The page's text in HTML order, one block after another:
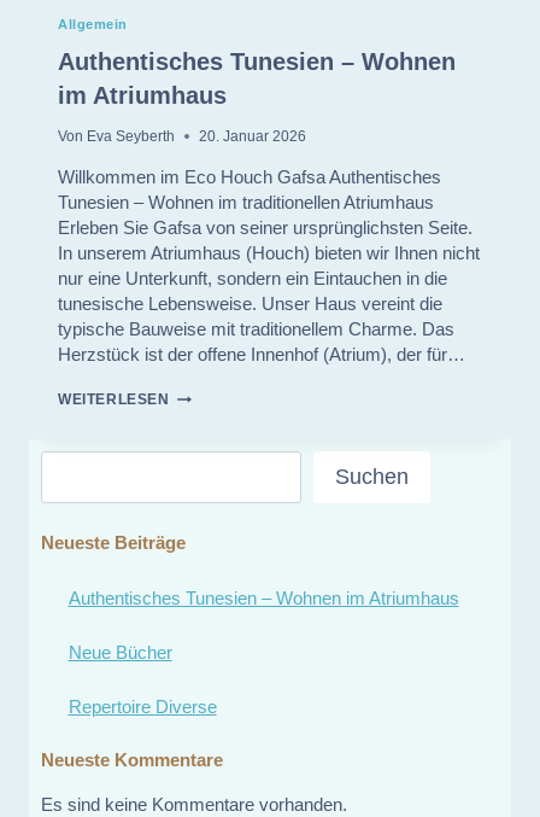
Allgemein
Authentisches Tunesien – Wohnen
im Atriumhaus
Von Eva Seyberth 20. Januar 2026
Willkommen im Eco Houch Gafsa Authentisches
Tunesien – Wohnen im traditionellen Atriumhaus
Erleben Sie Gafsa von seiner ursprünglichsten Seite.
In unserem Atriumhaus (Houch) bieten wir Ihnen nicht
nur eine Unterkunft, sondern ein Eintauchen in die
tunesische Lebensweise. Unser Haus vereint die
typische Bauweise mit traditionellem Charme. Das
Herzstück ist der offene Innenhof (Atrium), der für…
WEITERLESEN
AUTHENTISCHES
WOHNEN
Suchen
Neueste Beiträge
Authentisches Tunesien – Wohnen im Atriumhaus
Neue Bücher
Repertoire Diverse
Neueste Kommentare
Es sind keine Kommentare vorhanden.